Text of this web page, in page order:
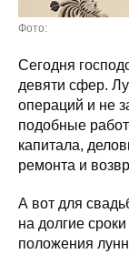
Фото:
Сегодня
девяти сфер.
операций и не
подобные
капитала,
ремонта и
А вот для
на долгие
положения